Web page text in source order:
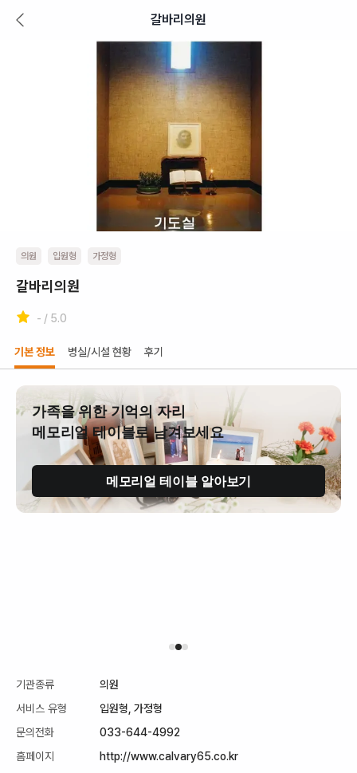
갈바리의원
의원 입원형 가정형
갈바리의원
- / 5.0
기본 정보 병실/시설 현황 후기
가족을 위한 기억의 자리
메모리얼 테이블로 남겨보세요
메모리얼 테이블 알아보기
기관종류
의원
서비스 유형
입원형, 가정형
문의전화
033-644-4992
홈페이지
http://www.calvary65.co.kr